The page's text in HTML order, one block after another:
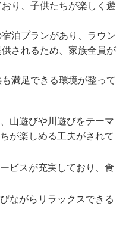
り、子供たちが楽しく遊
泊プランがあり、ラウン
されるため、家族全員が
満足できる環境が整って
山遊びや川遊びをテーマ
が楽しめる工夫がされて
ビスが充実しており、食
ながらリラックスできる